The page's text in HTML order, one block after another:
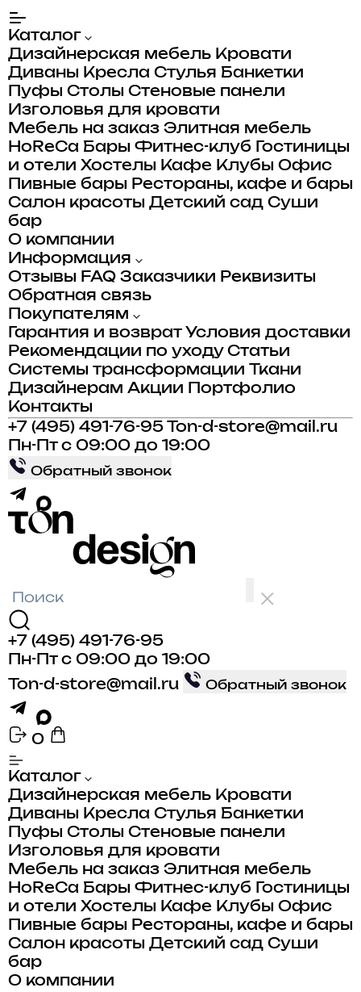
Каталог
Дизайнерская мебель Кровати
Диваны Кресла Стулья Банкетки
Пуфы Столы Стеновые панели
Изголовья для кровати
Мебель на заказ Элитная мебель
HoReCa Бары Фитнес-клуб
Гостиницы
и отели Хостелы Кафе Клубы Офис
Пивные бары Рестораны, кафе и бары
Салон красоты Детский сад Суши
бар
О компании
Информация
Отзывы FAQ Заказчики Реквизиты
Обратная связь
Покупателям
Гарантия и возврат Условия доставки
Рекомендации по уходу Статьи
Системы трансформации
Ткани
Дизайнерам Акции
Портфолио
Контакты
+7 (495) 491-76-95
Ton-d-store@mail.ru
Пн-Пт с 09:00 до 19:00
Обратный звонок
+7 (495) 491-76-95
Пн-Пт с 09:00 до 19:00
Ton-d-store@mail.ru
Обратный звонок
0
Каталог
Дизайнерская мебель Кровати
Диваны Кресла Стулья Банкетки
Пуфы Столы Стеновые панели
Изголовья для кровати
Мебель на заказ Элитная мебель
HoReCa Бары Фитнес-клуб
Гостиницы
и отели Хостелы Кафе Клубы Офис
Пивные бары Рестораны, кафе и бары
Салон красоты Детский сад Суши
бар
О компании